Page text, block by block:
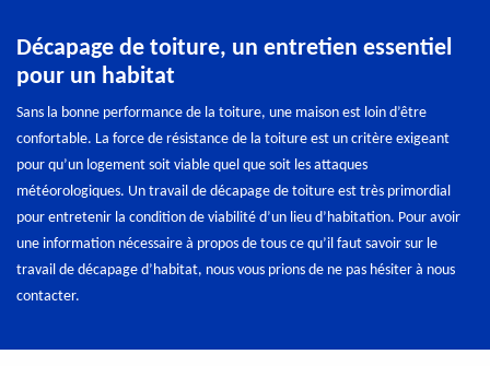
Décapage de toiture, un entretien essentiel
pour un habitat
Sans la bonne performance de la toiture, une maison est loin d’être
confortable. La force de résistance de la toiture est un critère exigeant
pour qu’un logement soit viable quel que soit les attaques
météorologiques. Un travail de décapage de toiture est très primordial
pour entretenir la condition de viabilité d’un lieu d’habitation. Pour avoir
une information nécessaire à propos de tous ce qu’il faut savoir sur le
travail de décapage d’habitat, nous vous prions de ne pas hésiter à nous
contacter.